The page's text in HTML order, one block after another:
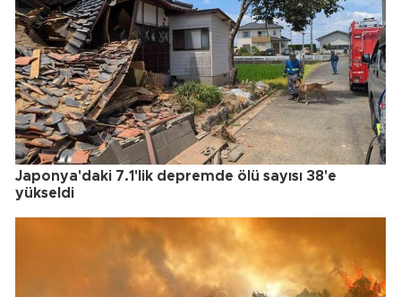
Japonya'daki 7.1'lik depremde ölü sayısı 38'e
yükseldi